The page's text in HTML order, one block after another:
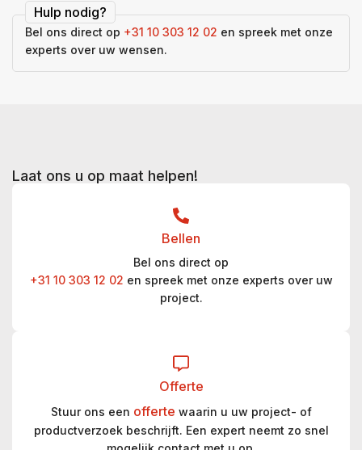
Hulp nodig?
Bel ons direct op +31 10 303 12 02 en spreek met onze
experts over uw wensen.
Laat ons u op maat helpen!
Bellen
Bel ons direct op
+31 10 303 12 02 en spreek met onze experts over uw
project.
Offerte
Stuur ons een offerte waarin u uw project- of
productverzoek beschrijft. Een expert neemt zo snel